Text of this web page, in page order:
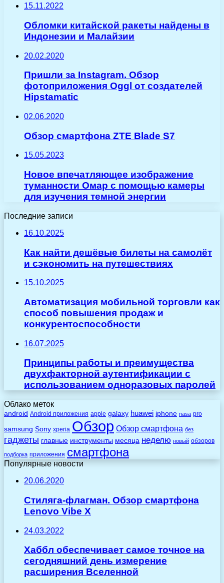
15.11.2022
Обломки китайской ракеты найдены в
Индонезии и Малайзии
20.02.2020
Пришли за Instagram. Обзор
фотоприложения Oggl от создателей
Hipstamatic
02.06.2020
Обзор смартфона ZTE Blade S7
15.05.2023
Новое впечатляющее изображение
туманности Омар с помощью камеры
для изучения темной энергии
Последние записи
16.10.2025
Как найти дешёвые билеты на самолёт
и сэкономить на путешествиях
15.10.2025
Автоматизация мобильной торговли как
способ повышения продаж и
конкурентоспособности
16.07.2025
Принципы работы и преимущества
двухфакторной аутентификации с
использованием одноразовых паролей
Облако меток
android Android приложения apple galaxy huawei iphone nasa pro
samsung Sony xperia Обзор Обзор смартфона без
гаджеты главные инструменты месяца неделю новый обзоров
подборка приложения смартфона
Популярные новости
20.06.2020
Стиляга-флагман. Обзор смартфона
Lenovo Vibe X
24.03.2022
Хаббл обеспечивает самое точное на
сегодняшний день измерение
расширения Вселенной